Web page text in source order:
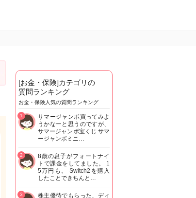
[お金・保険]カテゴリの
質問ランキング
お金・保険人気の質問ランキング
サマージャンボ買ってみよ
うかなーと思うのですが、
サマージャンボ宝くじ サマ
ージャンボミニ…
1
8歳の息子がフォートナイ
トで課金をしてました。 1
5万円も。 Switch2を購入
したことできちんと…
2
株主優待でもらった、ディ
3